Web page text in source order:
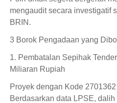
mengaudit secara investigatif
BRIN.
3 Borok Pengadaan yang
1. Pembatalan Sepihak
Miliaran Rupiah
Proyek dengan Kode
Berdasarkan data LPSE,